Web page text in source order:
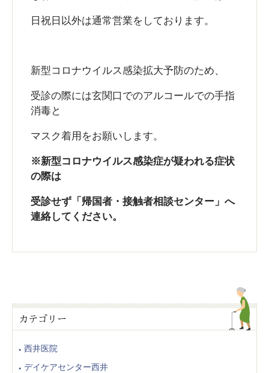
日祝日以外は通常営業をしております。
新型コロナウイルス感染拡大予防のため、
受診の際には玄関口でのアルコールでの手指
消毒と
マスク着用をお願いします。
※新型コロナウイルス感染症が疑われる症状
の際は
受診せず「帰国者・接触者相談センター」へ
連絡してください。
カテゴリー
西井医院
デイケアセンター西井